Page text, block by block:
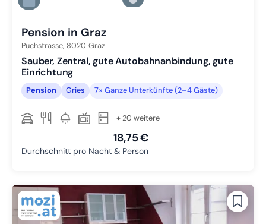
Zu Slide 6 wechseln
Pension in Graz
Puchstrasse, 8020 Graz
Sauber, Zentral, gute Autobahnanbindung, gute
Einrichtung
Pension Gries 7× Ganze Unterkünfte (2–4 Gäste)
+ 20 weitere
18,75 €
Durchschnitt pro Nacht & Person